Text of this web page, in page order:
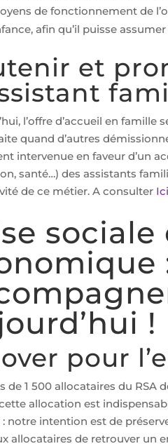
de fonctionnement de
afin qu’il puisse
et
l’offre d’accueil en
quand d’autres
intervenue en faveur d’un
santé…) des assistants
de ce métier. A consulter
sociale
!
pour
de 1 500 allocataires du
allocation est
notre intention est de
allocataires de retrouver un